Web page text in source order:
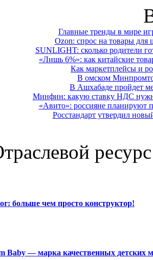
Главные тренды в мире
Ozon: спрос на товары для
SUNLIGHT: сколько родители
«Лишь 6%»: как китайские
Как маркетплейсы и
В омском
В Ашхабаде пройдет
Минфин: какую ставку НДС
«Авито»: россияне планируют
Росстандарт утвердил
больше чем просто конструктор!
Baby — марка качественных детских